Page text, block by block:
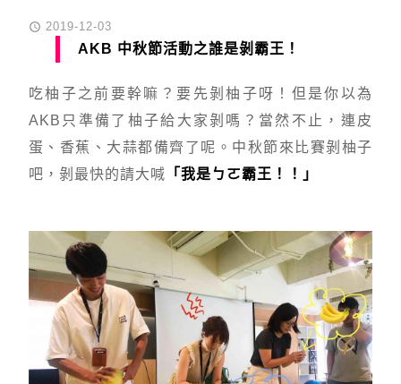
POSTED
2019-12-03
AKB 中秋節活動之誰是剝霸王！
吃柚子之前要幹嘛？要先剝柚子呀！但是你以為
AKB只準備了柚子給大家剝嗎？當然不止，連皮
蛋、香蕉、大蒜都備齊了呢。中秋節來比賽剝柚子
吧，剝最快的請大喊 「我是ㄅㄛ霸王！！」